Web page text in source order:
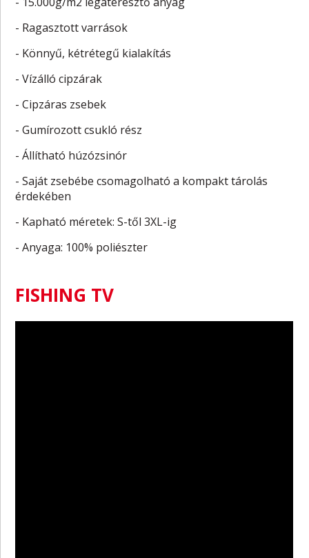
- Ragasztott varrások
- Könnyű, kétrétegű kialakítás
- Vízálló cipzárak
- Cipzáras zsebek
- Gumírozott csukló rész
- Állítható húzózsinór
- Saját zsebébe csomagolható a kompakt tárolás
érdekében
- Kapható méretek: S-től 3XL-ig
- Anyaga: 100% poliészter
FISHING TV